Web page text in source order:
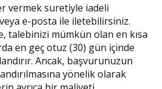
vermek suretiyle iadeli
e-posta ile iletebilirsiniz.
talebinizi mümkün olan en kısa
en geç otuz (30) gün içinde
Ancak, başvurunuzun
yönelik olarak